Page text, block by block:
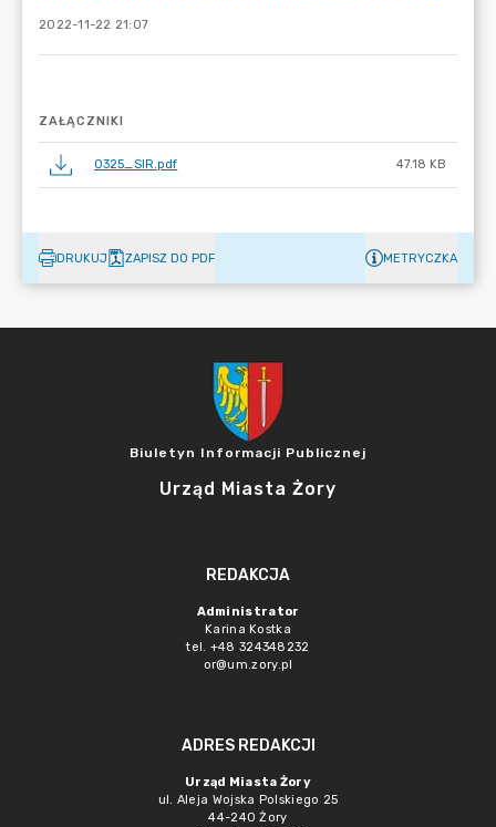
2022-11-22 21:07
ZAŁĄCZNIKI
0325_SIR.pdf 47.18 KB
DRUKUJ ZAPISZ DO PDF METRYCZKA
Biuletyn Informacji Publicznej
Urząd Miasta Żory
REDAKCJA
Administrator
Karina Kostka
tel. +48 324348232
or@um.zory.pl
ADRES REDAKCJI
Urząd Miasta Żory
ul. Aleja Wojska Polskiego 25
44-240 Żory